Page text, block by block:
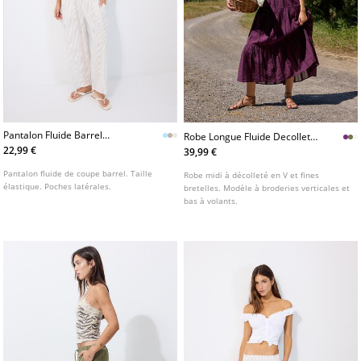
Pantalon Fluide Barrel
L01209641
22,99 €
Pantalon fluide de coupe barrel. Taille
élastique. Poches latérales.
Robe Longue Fluide Decollete
Dos
39,99 €
Robe midi à décolleté en V et fines
bretelles. Modèle à broderies verticales et
bas à volants.